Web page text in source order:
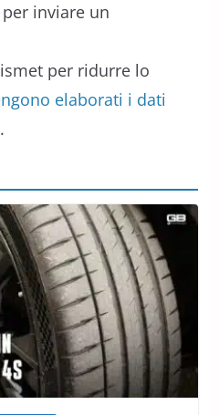
per inviare un
per ridurre lo
elaborati i dati
.